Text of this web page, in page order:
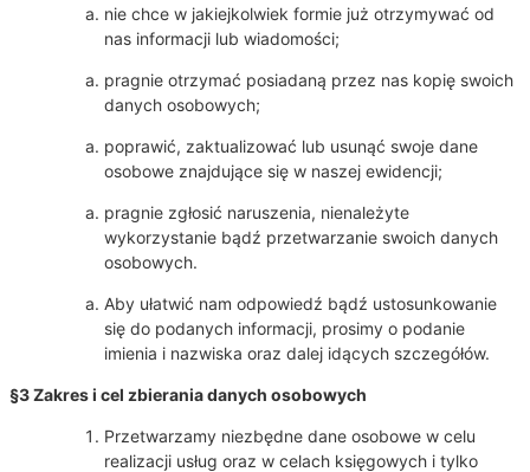
nie chce w jakiejkolwiek formie już otrzymywać od
nas informacji lub wiadomości;
pragnie otrzymać posiadaną przez nas kopię swoich
danych osobowych;
poprawić, zaktualizować lub usunąć swoje dane
osobowe znajdujące się w naszej ewidencji;
pragnie zgłosić naruszenia, nienależyte
wykorzystanie bądź przetwarzanie swoich danych
osobowych.
Aby ułatwić nam odpowiedź bądź ustosunkowanie
się do podanych informacji, prosimy o podanie
imienia i nazwiska oraz dalej idących szczegółów.
§3 Zakres i cel zbierania danych osobowych
Przetwarzamy niezbędne dane osobowe w celu
realizacji usług oraz w celach księgowych i tylko